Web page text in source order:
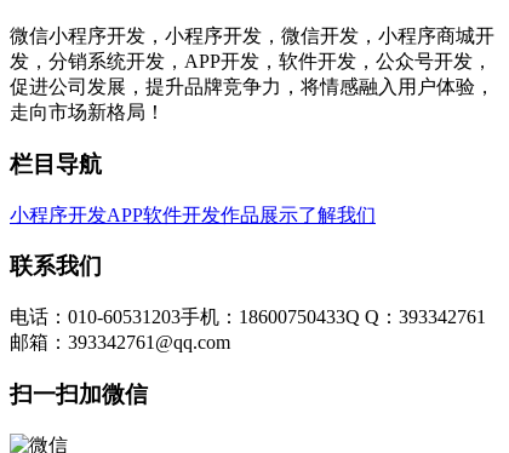
微信小程序开发，小程序开发，微信开发，小程序商城开
发，分销系统开发，APP开发，软件开发，公众号开发，
促进公司发展，提升品牌竞争力，将情感融入用户体验，
走向市场新格局！
栏目导航
小程序开发APP软件开发作品展示了解我们
联系我们
电话：010-60531203手机：18600750433Q Q：393342761
邮箱：393342761@qq.com
扫一扫加微信